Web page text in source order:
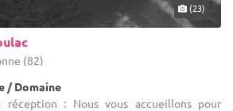
(23)
(82)
/ Domaine
: Nous vous accueillons pour